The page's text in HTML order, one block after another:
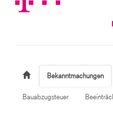
Bekanntmachungen
Bauabzugsteuer